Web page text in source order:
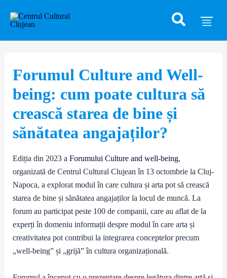
Forumul Culture and Well-
being: cum poate cultura să
crească starea de bine și
sănătatea angajaților?
Ediția din 2023 a Forumului Culture and well-being,
organizată de Centrul Cultural Clujean în 13 octombrie la Cluj-
Napoca, a explorat modul în care cultura și arta pot să crească
starea de bine și sănătatea angajaților la locul de muncă. La
forum au participat peste 100 de companii, care au aflat de la
experți în domeniu informații despre modul în care arta și
creativitatea pot contribui la integrarea conceptelor precum
„well-being” și „grijă” în cultura organizațională.
navigation